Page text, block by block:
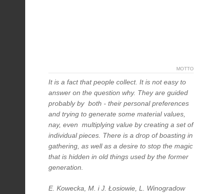
MOTTO
It is a fact that people collect. It is not easy to
answer on the question why. They are guided
probably by both - their personal preferences
and trying to generate some material values,
nay, even multiplying value by creating a set of
individual pieces. There is a drop of boasting in
gathering, as well as a desire to stop the magic
that is hidden in old things used by the former
generation.
E. Kowecka, M. i J. Łosiowie, L. Winogradow